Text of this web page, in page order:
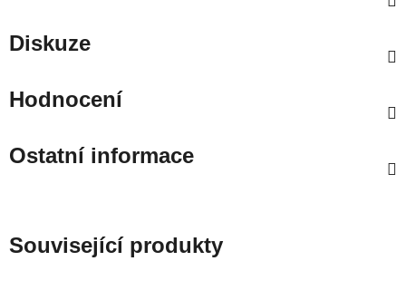
Diskuze
Hodnocení
Ostatní informace
Související produkty